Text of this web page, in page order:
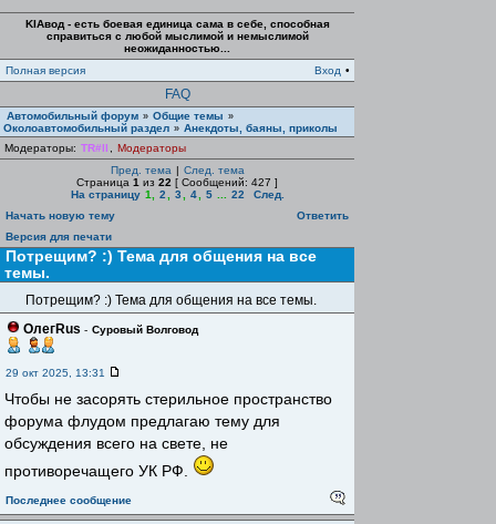
KIAвод - есть боевая единица сама в себе, способная
справиться с любой мыслимой и немыслимой
неожиданностью...
Полная версия
Вход •
FAQ
Автомобильный форум » Общие темы »
Околоавтомобильный раздел » Анекдоты, баяны, приколы
Модераторы: TR#ll
Модераторы
Пред. тема | След. тема
Страница 1 из 22 [ Сообщений: 427 ]
На страницу 1 2 3 4 5 22
След.
Начать новую тему
Ответить
Версия для печати
Потрещим? :) Тема для общения на все
темы.
Потрещим? :) Тема для общения на все темы.
ОлегRus - Суровый Волговод
29 окт 2025, 13:31
Чтобы не засорять стерильное пространство
форума флудом предлагаю тему для
обсуждения всего на свете, не
противоречащего УК РФ.
Последнее сообщение